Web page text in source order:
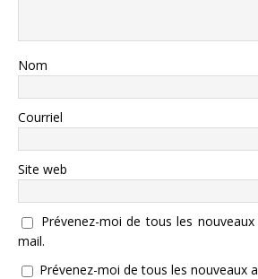
Nom
Courriel
Site web
Prévenez-moi de tous les
mail.
Prévenez-moi de tous les nouveaux